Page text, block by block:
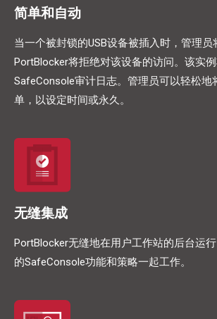
简单和自动
当一个被封锁的USB设备被插入时，管理员
PortBlocker将拒绝对该设备的访问。该实
SafeConsole审计日志。管理员可以轻松地
单，以设定时间或永久。
无缝集成
PortBlocker无缝地在用户工作站的后台运
的SafeConsole功能和策略一起工作。